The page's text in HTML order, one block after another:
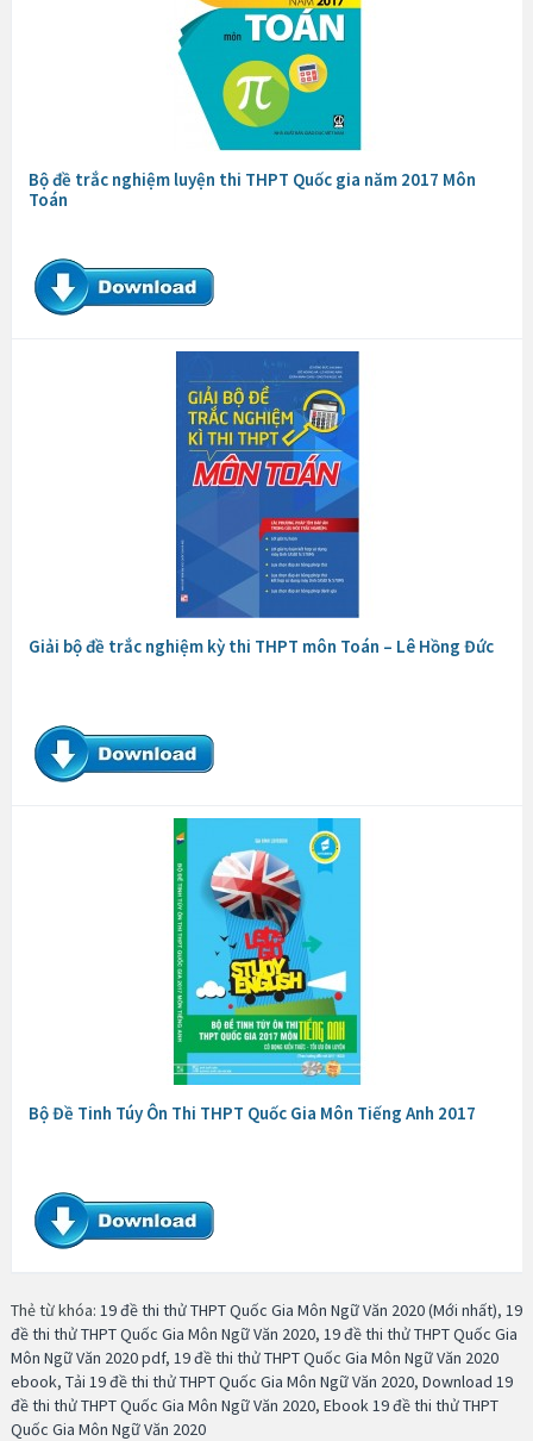
Bộ đề trắc nghiệm luyện thi THPT Quốc gia năm 2017 Môn
Toán
Giải bộ đề trắc nghiệm kỳ thi THPT môn Toán – Lê Hồng Đức
Bộ Đề Tinh Túy Ôn Thi THPT Quốc Gia Môn Tiếng Anh 2017
Thẻ từ khóa: 19 đề thi thử THPT Quốc Gia Môn Ngữ Văn 2020 (Mới nhất), 19
đề thi thử THPT Quốc Gia Môn Ngữ Văn 2020, 19 đề thi thử THPT Quốc Gia
Môn Ngữ Văn 2020 pdf, 19 đề thi thử THPT Quốc Gia Môn Ngữ Văn 2020
ebook, Tải 19 đề thi thử THPT Quốc Gia Môn Ngữ Văn 2020, Download 19
đề thi thử THPT Quốc Gia Môn Ngữ Văn 2020, Ebook 19 đề thi thử THPT
Quốc Gia Môn Ngữ Văn 2020